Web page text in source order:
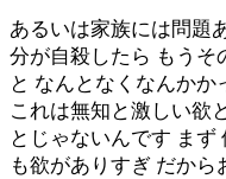
あるいは家族には問題
分が自殺したら もうそ
と なんとなくなんか
これは無知と激しい欲
とじゃないんです まず
も欲がありすぎ だから